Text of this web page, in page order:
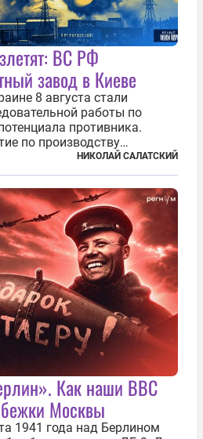
ВС РФ
завод в Киеве
8 августа стали
работы по
противника.
по производству
склад топлива и два
грузами. Дополнительно
в ряде городов. В
НИКОЛАЙ САЛАТСКИЙ
Как наши ВВС
Москвы
1941 года над Берлином